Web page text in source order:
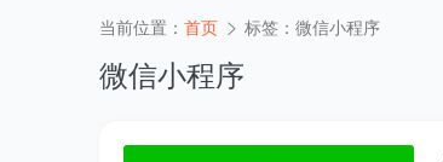
当前位置： 首页 标签：微信小程序
微信小程序